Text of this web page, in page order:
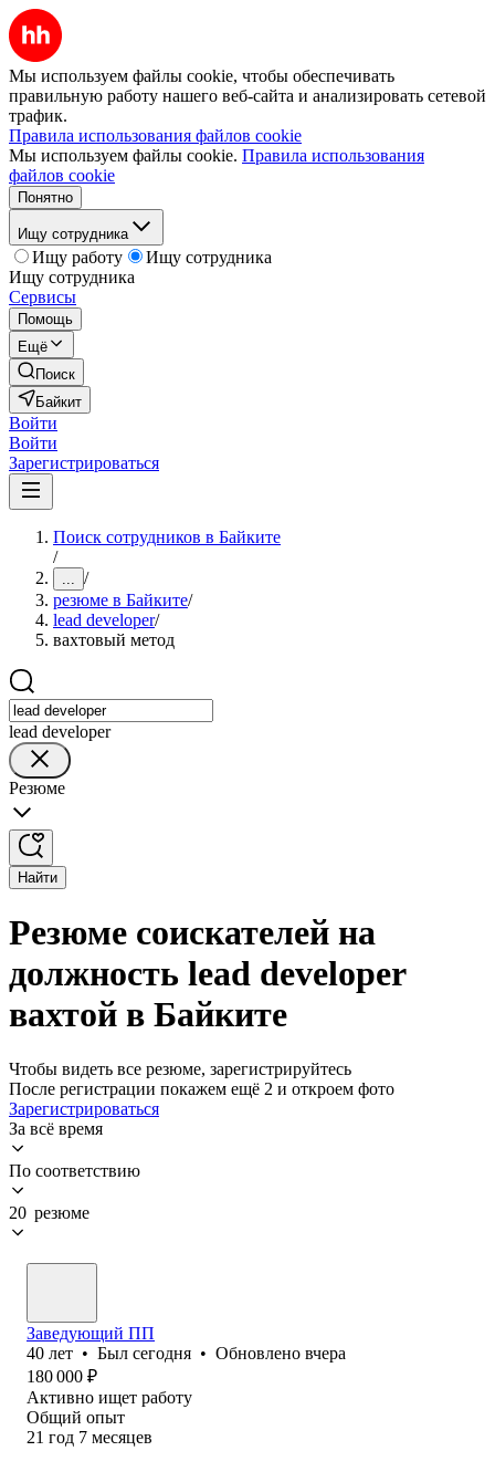
Мы используем файлы cookie, чтобы обеспечивать
правильную работу нашего веб-сайта и анализировать сетевой
трафик.
Правила использования файлов cookie
Мы используем файлы cookie. Правила использования
файлов cookie
Понятно
Ищу сотрудника
Ищу работу
Ищу сотрудника
Ищу сотрудника
Сервисы
Помощь
Ещё
Поиск
Байкит
Войти
Войти
Зарегистрироваться
Поиск сотрудников в Байките
/
... /
резюме в Байките/
lead developer/
вахтовый метод
lead developer
Резюме
Найти
Резюме соискателей на
должность lead developer
вахтой в Байките
Чтобы видеть все резюме, зарегистрируйтесь
После регистрации покажем ещё 2 и откроем фото
Зарегистрироваться
За всё время
По соответствию
20 резюме
Заведующий ПП
40 лет • Был сегодня • Обновлено вчера
180 000 ₽
Активно ищет работу
Общий опыт
21 год 7 месяцев